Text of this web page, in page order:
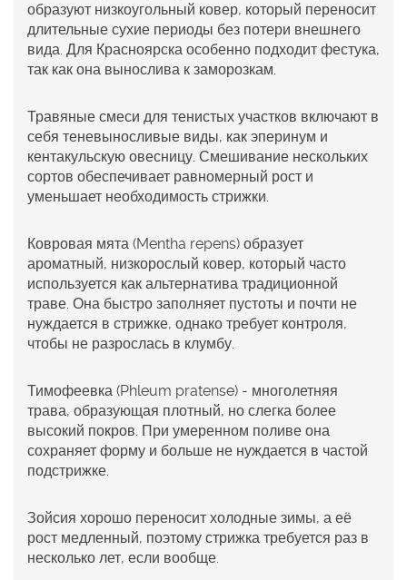
образуют низкоугольный ковер, который переносит
длительные сухие периоды без потери внешнего
вида. Для Красноярска особенно подходит фестука,
так как она вынослива к заморозкам.
Травяные смеси для тенистых участков включают в
себя теневыносливые виды, как эперинум и
кентакульскую овесницу. Смешивание нескольких
сортов обеспечивает равномерный рост и
уменьшает необходимость стрижки.
Ковровая мята (Mentha repens) образует
ароматный, низкорослый ковер, который часто
используется как альтернатива традиционной
траве. Она быстро заполняет пустоты и почти не
нуждается в стрижке, однако требует контроля,
чтобы не разрослась в клумбу.
Тимофеевка (Phleum pratense) - многолетняя
трава, образующая плотный, но слегка более
высокий покров. При умеренном поливе она
сохраняет форму и больше не нуждается в частой
подстрижке.
Зойсия хорошо переносит холодные зимы, а её
рост медленный, поэтому стрижка требуется раз в
несколько лет, если вообще.